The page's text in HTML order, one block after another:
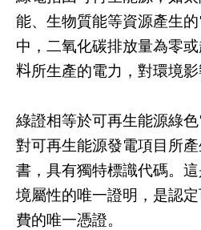
能、生物質能等資源產生
中，二氧化碳排放量為零
料所生產的電力，對環境影
綠證相等於可再生能源綠
對可再生能源發電項目所
書，具有獨特標識代碼。
境屬性的唯一證明，是認
費的唯一憑證。